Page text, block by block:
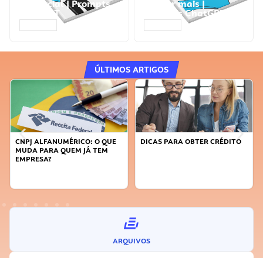
comercial | Prompts
ChatGPT
vender mais |
Prompts ChatGPT
ÚLTIMOS ARTIGOS
CNPJ ALFANUMÉRICO: O QUE
MUDA PARA QUEM JÁ TEM
EMPRESA?
DICAS PARA OBTER CRÉDITO
ARQUIVOS